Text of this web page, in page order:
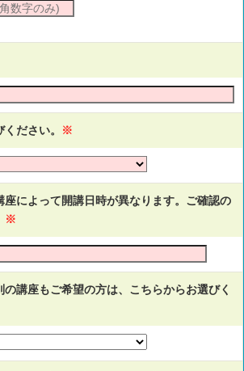
ださい。 ※
座によって開講日時が異なります。ご確認の
※
の講座もご希望の方は、こちらからお選びく